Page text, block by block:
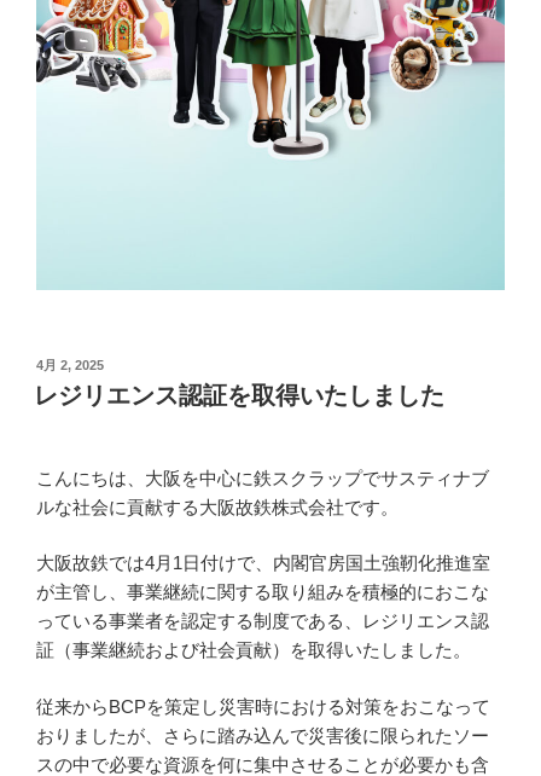
投
稿
日:
4月 2, 2025
レジリエンス認証を取得いたしました
こんにちは、大阪を中心に鉄スクラップでサスティナブ
ルな社会に貢献する大阪故鉄株式会社です。
大阪故鉄では4月1日付けで、内閣官房国土強靭化推進室
が主管し、事業継続に関する取り組みを積極的におこな
っている事業者を認定する制度である、レジリエンス認
証（事業継続および社会貢献）を取得いたしました。
従来からBCPを策定し災害時における対策をおこなって
おりましたが、さらに踏み込んで災害後に限られたソー
スの中で必要な資源を何に集中させることが必要かも含